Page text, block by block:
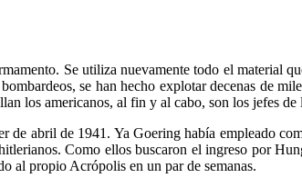
Se utiliza nuevamente todo el material
se han hecho explotar decenas de
los americanos, al fin y al cabo, son los jefes de
de abril de 1941. Ya Goering había empleado
Como ellos buscaron el ingreso por
al propio Acrópolis en un par de semanas.